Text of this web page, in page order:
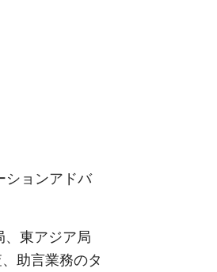
ションアドバ
、東アジア局
助言業務のタ